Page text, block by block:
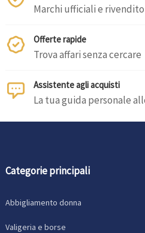
Marchi ufficiali e
Offerte rapide
Trova affari senza cercare
Assistente agli acquisti
La tua guida personale
Categorie principali
Abbigliamento donna
Valigeria e borse